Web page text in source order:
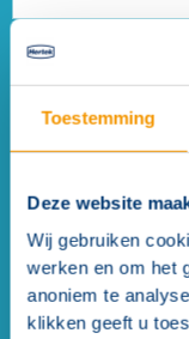
Toestemming
Deze website
Wij gebruiken
werken en om het
anoniem te
klikken geeft u
LIST afsluit